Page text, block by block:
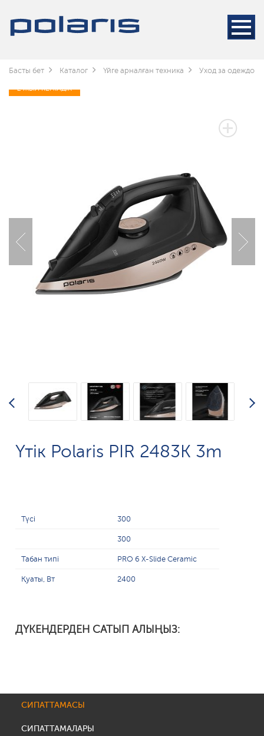
Басты бет Каталог Үйге арналған техника Уход за одеждой
2 ЖЫЛ КЕПІЛДІК
Үтік Polaris PIR 2483K 3m
Түсі 300
300
Табан типі PRO 6 X-Slide Ceramic
Қуаты, Вт 2400
ДҮКЕНДЕРДЕН САТЫП АЛЫҢЫЗ:
СИПАТТАМАСЫ
СИПАТТАМАЛАРЫ